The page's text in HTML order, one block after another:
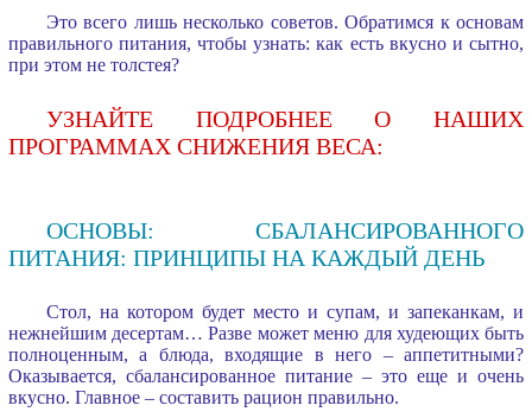
Это всего лишь несколько советов. Обратимся к основам
правильного питания, чтобы узнать: как есть вкусно и сытно,
при этом не толстея?
УЗНАЙТЕ ПОДРОБНЕЕ О НАШИХ
ПРОГРАММАХ СНИЖЕНИЯ ВЕСА:
ОСНОВЫ: СБАЛАНСИРОВАННОГО
ПИТАНИЯ: ПРИНЦИПЫ НА КАЖДЫЙ ДЕНЬ
Стол, на котором будет место и супам, и запеканкам, и
нежнейшим десертам… Разве может меню для худеющих быть
полноценным, а блюда, входящие в него – аппетитными?
Оказывается, сбалансированное питание – это еще и очень
вкусно. Главное – составить рацион правильно.